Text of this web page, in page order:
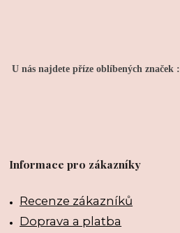
U nás najdete příze oblíbených značek :
Informace pro zákazníky
Recenze zákazníků
Doprava a platba